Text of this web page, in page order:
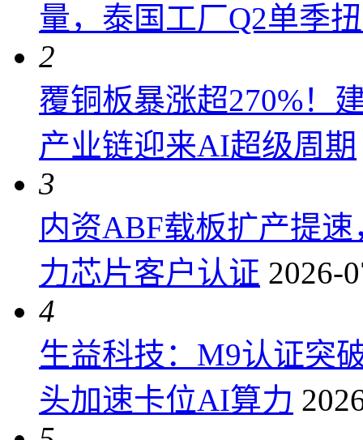
量，泰国工厂Q2单季
2
覆铜板暴涨超270%！
产业链迎来AI超级周期
3
内资ABF载板扩产提
力芯片客户认证 2026-
4
生益科技：M9认证突
头加速卡位AI算力